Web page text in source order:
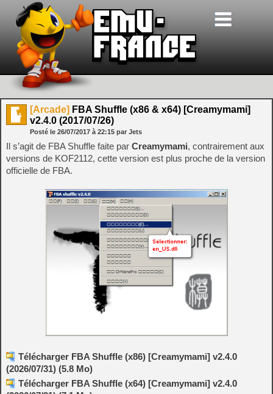
[Arcade] FBA Shuffle (x86 & x64) [Creamymami]
v2.4.0 (2017/07/26)
Posté le 26/07/2017 à 22:15 par Jets
Il s’agit de FBA Shuffle faite par Creamymami, contrairement aux
versions de KOF2112, cette version est plus proche de la version
officielle de FBA.
Télécharger FBA Shuffle (x86) [Creamymami] v2.4.0
(2026/07/31) (5.8 Mo)
Télécharger FBA Shuffle (x64) [Creamymami] v2.4.0